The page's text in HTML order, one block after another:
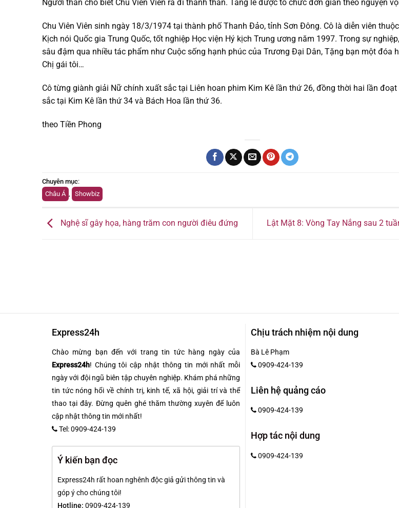
Người thân cho biết Chu Viên Viên ra đi thanh thản. Tang lễ được tổ chức đơn giản theo nguyện
Chu Viên Viên sinh ngày 18/3/1974 tại thành phố Thanh Đảo, tỉnh Sơn Đông. Cô là diễn viên
Kịch nói Quốc gia Trung Quốc, tốt nghiệp Học viện Hý kịch Trung ương năm 1997. Trong sự
sâu đậm qua nhiều tác phẩm như Cuộc sống hạnh phúc của Trương Đại Dân, Tặng bạn một đóa
Chị gái tôi…
Cô từng giành giải Nữ chính xuất sắc tại Liên hoan phim Kim Kê lần thứ 26, đồng thời hai lần
sắc tại Kim Kê lần thứ 34 và Bách Hoa lần thứ 36.
theo Tiền Phong
Chuyên mục:
Châu Á
Showbiz
Nghệ sĩ gây họa, hàng trăm con người điêu đứng Lật Mặt 8: Vòng Tay Nắng sau 2
Express24h
Chào mừng bạn đến với trang tin tức hàng ngày của
Express24h! Chúng tôi cập nhật thông tin mới nhất mỗi
ngày với đội ngũ biên tập chuyên nghiệp. Khám phá những
tin tức nóng hổi về chính trị, kinh tế, xã hội, giải trí và thể
thao tại đây. Đừng quên ghé thăm thường xuyên để luôn
cập nhật thông tin mới nhất!
Tel: 0909-424-139
Ý kiến bạn đọc
Express24h rất hoan nghênh độc giả gửi thông tin và
góp ý cho chúng tôi!
Hotline: 0909-424-139
Chịu trách nhiệm nội dung
Bà Lê Phạm
0909-424-139
Liên hệ quảng cáo
0909-424-139
Hợp tác nội dung
0909-424-139